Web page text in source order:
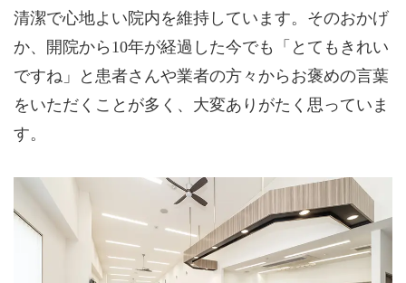
清潔で心地よい院内を維持しています。そのおかげ
か、開院から10年が経過した今でも「とてもきれい
ですね」と患者さんや業者の方々からお褒めの言葉
をいただくことが多く、大変ありがたく思っていま
す。